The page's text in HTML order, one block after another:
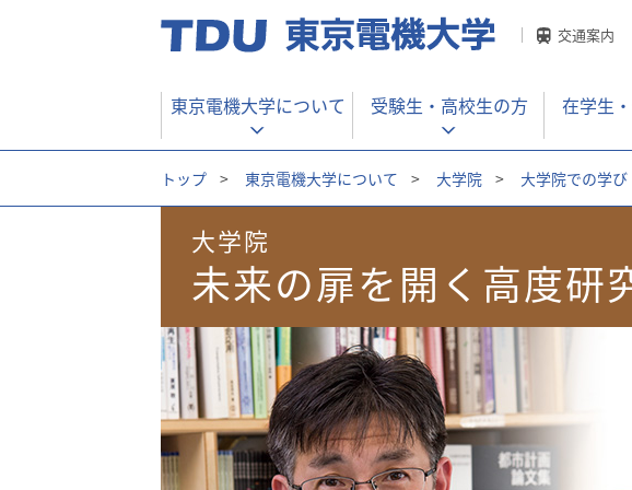
交通案内
東京電機大学について 受験生・ 高校生の方 在学生・
トップ > 東京電機大学について > 大学院 > 大学院での学び
大学院
未来の扉を開く高度研